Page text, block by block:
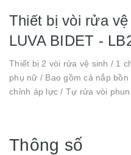
Thiết bị vòi rửa
LUVA BIDET -
Thiết bị 2 vòi rửa vệ sinh / 1
phụ nữ / Bao gồm cả nắp
chỉnh áp lực / Tự rửa vòi phun
Thông số